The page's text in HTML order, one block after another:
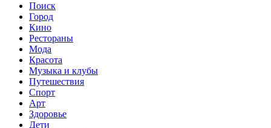
Поиск
Город
Кино
Рестораны
Мода
Красота
Музыка и клубы
Путешествия
Спорт
Арт
Здоровье
Дети